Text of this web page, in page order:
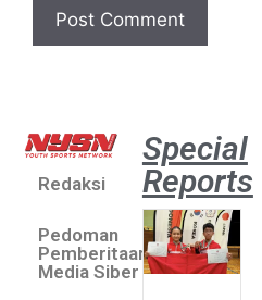
Redaksi
Pedoman
Pemberitaan
Media Siber
Special
Reports